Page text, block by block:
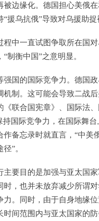
被边缘化。德国担心美俄
援乌抗俄”导致对乌援助捉
程中一直试图争取所在国
制衡中国”之意明显。
国的国际竞争力。德国
制。这可能会导致二战
《联合国宪章》、国际法
持国际竞争力，在国际舞
作备忘录时就直言，“中
径”。
主要目的是加强与亚太国
时，也并未放弃减少所谓
力。同时，由于自身地缘
间范围内与亚太国家的